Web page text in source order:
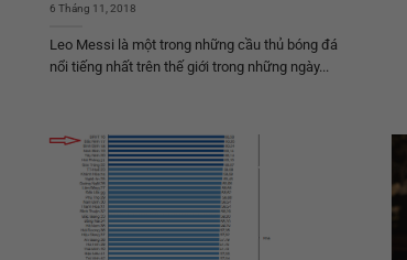
6 Tháng 11, 2018
Leo Messi là một trong những cầu thủ bóng đá
nổi tiếng nhất trên thế giới trong những ngày...